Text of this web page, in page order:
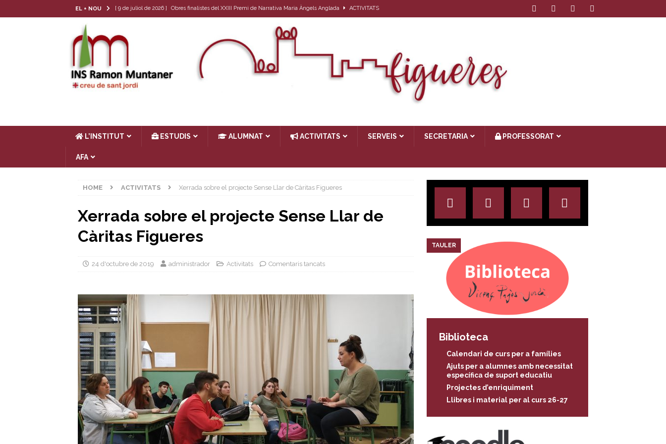
EL + NOU [ 9 de juliol de 2026 ] Obres finalistes del XXIII Premi de Narrativa Maria Àngels Anglada ACTIVITATS
Tria de matèria optativa per a l’alumnat que el proper curs farà 1r d’ESO
[ 17 de juny de 2026 ] Llibres de text 26-27 ACTIVITATS
Les cròniques del Club de lectura: Passat, futur i… present ACTIVITATS
[ 17 de juliol de 2026 ] Horari d’estiu
L’INSTITUT ESTUDIS ALUMNAT ACTIVITATS SERVEIS SECRETARIA PROFESSORAT
AFA
HOME ACTIVITATS Xerrada sobre el projecte Sense Llar de Càritas Figueres
Xerrada sobre el projecte Sense Llar de
Càritas Figueres
24 d'octubre de 2019 administrador Activitats Comentaris tancats
TAULER
Biblioteca
Calendari de curs per a famílies
Ajuts per a alumnes amb necessitat
específica de suport educatiu
Projectes d’enriquiment
Llibres i material per al curs 26-27